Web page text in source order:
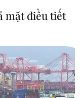
mặt điều tiết